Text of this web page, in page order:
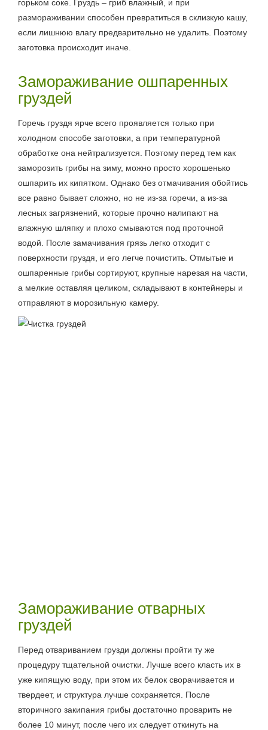
горьком соке. Груздь – гриб влажный, и при
размораживании способен превратиться в склизкую кашу,
если лишнюю влагу предварительно не удалить. Поэтому
заготовка происходит иначе.
Замораживание ошпаренных
груздей
Горечь груздя ярче всего проявляется только при
холодном способе заготовки, а при температурной
обработке она нейтрализуется. Поэтому перед тем как
заморозить грибы на зиму, можно просто хорошенько
ошпарить их кипятком. Однако без отмачивания обойтись
все равно бывает сложно, но не из-за горечи, а из-за
лесных загрязнений, которые прочно налипают на
влажную шляпку и плохо смываются под проточной
водой. После замачивания грязь легко отходит с
поверхности груздя, и его легче почистить. Отмытые и
ошпаренные грибы сортируют, крупные нарезая на части,
а мелкие оставляя целиком, складывают в контейнеры и
отправляют в морозильную камеру.
Замораживание отварных
груздей
Перед отвариванием грузди должны пройти ту же
процедуру тщательной очистки. Лучше всего класть их в
уже кипящую воду, при этом их белок сворачивается и
твердеет, и структура лучше сохраняется. После
вторичного закипания грибы достаточно проварить не
более 10 минут, после чего их следует откинуть на